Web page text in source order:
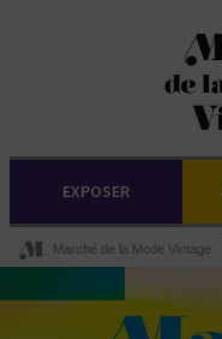
EXPOSER
Marché de la Mode Vintage